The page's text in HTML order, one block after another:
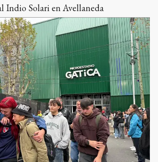
Indio Solari en Avellaneda